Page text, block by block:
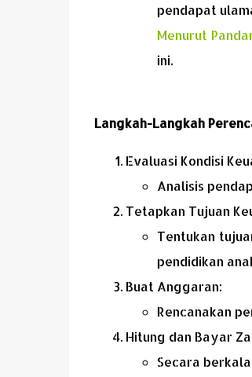
pendapat
Menurut
ini.
Langkah-Langkah
Evaluasi Kondisi
Analisis
Tetapkan Tujuan
Tentukan
pendidikan
Buat Anggaran:
Rencanakan
Hitung dan Bayar
Secara